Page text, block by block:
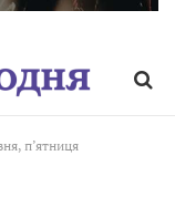
пʼятниця